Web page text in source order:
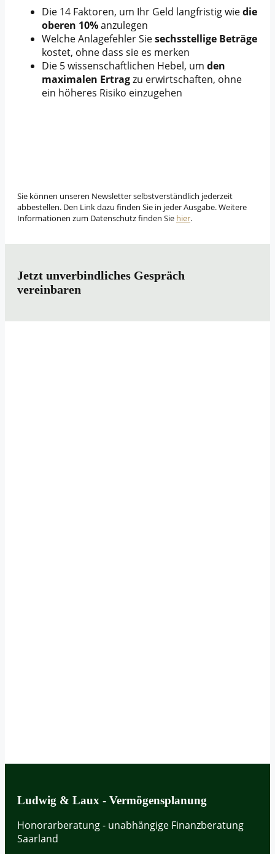
Die 14 Faktoren, um Ihr Geld langfristig wiedie
oberen 10%anzulegen
Welche Anlagefehler Siesechsstellige Beträge
kostet, ohne dass sie es merken
Die 5 wissenschaftlichen Hebel, um den
maximalen Ertragzu erwirtschaften, ohne
ein höheres Risiko einzugehen
Sie können unseren Newsletter selbstverständlich jederzeit
abbestellen. Den Link dazu finden Sie in jeder Ausgabe. Weitere
Informationen zum Datenschutz finden Sie hier.
Jetzt unverbindliches Gespräch
vereinbaren
Ludwig & Laux - Vermögensplanung
Honorarberatung - unabhängige Finanzberatung
Saarland